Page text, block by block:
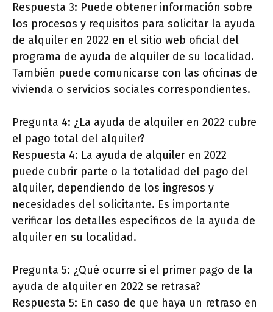
Respuesta 3: Puede obtener información sobre
los procesos y requisitos para solicitar la ayuda
de alquiler en 2022 en el sitio web oficial del
programa de ayuda de alquiler de su localidad.
También puede comunicarse con las oficinas de
vivienda o servicios sociales correspondientes.
Pregunta 4: ¿La ayuda de alquiler en 2022 cubre
el pago total del alquiler?
Respuesta 4: La ayuda de alquiler en 2022
puede cubrir parte o la totalidad del pago del
alquiler, dependiendo de los ingresos y
necesidades del solicitante. Es importante
verificar los detalles específicos de la ayuda de
alquiler en su localidad.
Pregunta 5: ¿Qué ocurre si el primer pago de la
ayuda de alquiler en 2022 se retrasa?
Respuesta 5: En caso de que haya un retraso en